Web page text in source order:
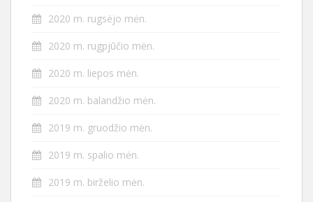
2020 m. rugsėjo mėn.
2020 m. rugpjūčio mėn.
2020 m. liepos mėn.
2020 m. balandžio mėn.
2019 m. gruodžio mėn.
2019 m. spalio mėn.
2019 m. birželio mėn.